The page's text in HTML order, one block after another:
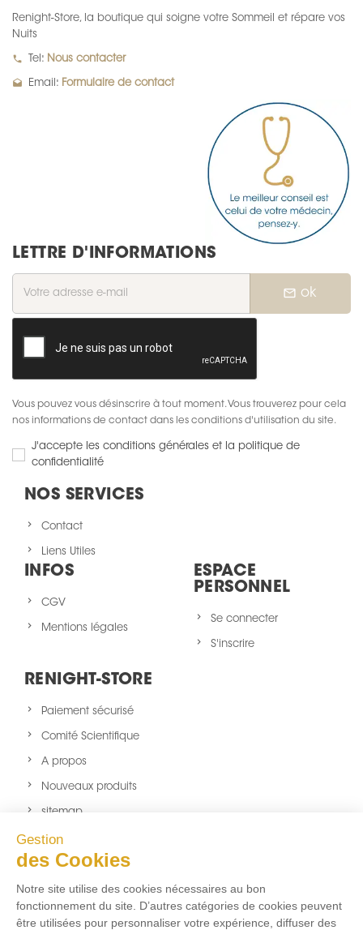
Gestion
des Cookies
Notre site utilise des cookies nécessaires au bon
fonctionnement du site. D’autres catégories de cookies peuvent
être utilisées pour personnaliser votre expérience, diffuser des
Renight-Store, la boutique qui soigne votre Sommeil et répare vos
Nuits
local_phone Tel: Nous contacter
drafts Email: Formulaire de contact
LETTRE D'INFORMATIONS
mail_outline ok
Vous pouvez vous désinscrire à tout moment. Vous trouverez pour cela
nos informations de contact dans les conditions d'utilisation du site.
J'accepte les conditions générales et la politique de
confidentialité
NOS SERVICES
Contact
Liens Utiles
INFOS
CGV
Mentions légales
ESPACE
PERSONNEL
Se connecter
S'inscrire
RENIGHT-STORE
Paiement sécurisé
Comité Scientifique
A propos
Nouveaux produits
sitemap
NOUS SUIVRE